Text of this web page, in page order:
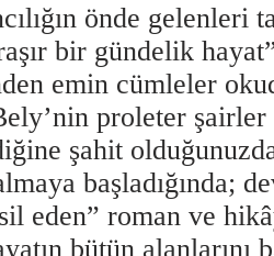
önde gelenleri
bir gündelik
emin cümleler
proleter şairler
şahit
başladığında;
eden” roman ve
bütün alanlarını